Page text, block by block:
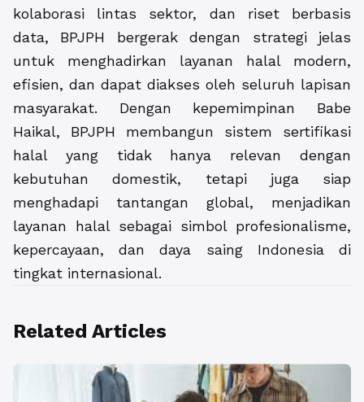
kolaborasi lintas sektor, dan riset berbasis
data, BPJPH bergerak dengan strategi jelas
untuk menghadirkan layanan halal modern,
efisien, dan dapat diakses oleh seluruh lapisan
masyarakat. Dengan kepemimpinan Babe
Haikal, BPJPH membangun sistem sertifikasi
halal yang tidak hanya relevan dengan
kebutuhan domestik, tetapi juga siap
menghadapi tantangan global, menjadikan
layanan halal sebagai simbol profesionalisme,
kepercayaan, dan daya saing Indonesia di
tingkat internasional.
Related Articles